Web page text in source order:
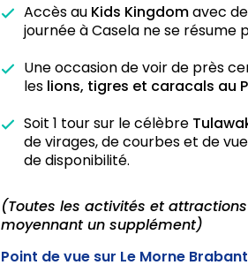
Accès au Kids Kingdomavec
journée à Casela ne se résume
Une occasion de voir de près
les lions, tigres et caracals au
Soit 1 tour sur le célèbre
de virages, de courbes et de
de disponibilité.
(Toutes les activités et
moyennant un supplément)
Point de vue sur Le Morne